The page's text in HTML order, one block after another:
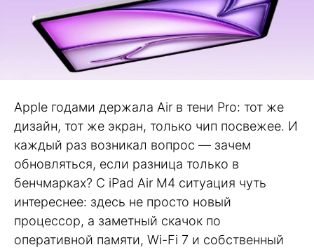
Apple годами держала Air в тени Pro: тот же
дизайн, тот же экран, только чип посвежее. И
каждый раз возникал вопрос — зачем
обновляться, если разница только в
бенчмарках? С iPad Air M4 ситуация чуть
интереснее: здесь не просто новый
процессор, а заметный скачок по
оперативной памяти, Wi-Fi 7 и собственный